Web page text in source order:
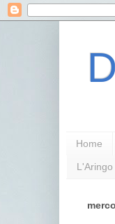
Home
L'Aringo